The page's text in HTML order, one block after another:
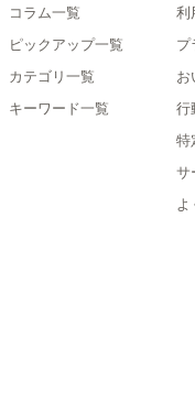
コラム一覧
ピックアップ一覧
カテゴリ一覧
キーワード一覧
利
プ
お
行
特
サ